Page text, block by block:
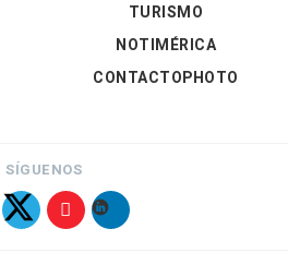
TURISMO
NOTIMÉRICA
CONTACTOPHOTO
SÍGUENOS